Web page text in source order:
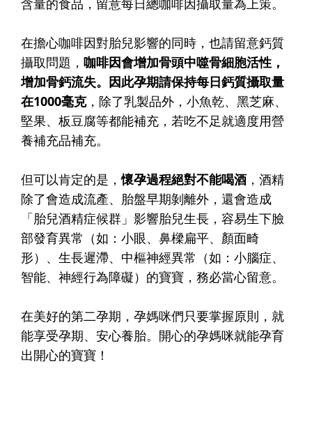
在擔心咖啡因對胎兒影響的同時，也請留意鈣質
攝取問題， 咖啡因會增加骨頭中噬骨細胞活性，
增加骨鈣流失。因此孕期請保持每日鈣質攝取量
在1000毫克，除了乳製品外，小魚乾、黑芝麻、
堅果、板豆腐等都能補充，若吃不足就適度用營
養補充品補充。
但可以肯定的是，懷孕過程絕對不能喝酒 ，酒精
除了會造成流產、胎盤早期剝離外，還會造成
「胎兒酒精症候群」影響胎兒生長，容易生下臉
部發育異常（如：小眼、鼻樑扁平、顏面畸
形）、生長遲滯、中樞神經異常（如：小腦症、
智能、神經行為障礙）的寶寶，務必當心留意。
在美好的第二孕期，孕媽咪們只要掌握原則，就
能享受孕期、安心養胎。開心的孕媽咪就能孕育
出開心的寶寶！